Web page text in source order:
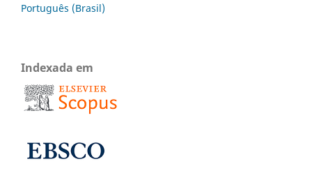
Português (Brasil)
Indexada em